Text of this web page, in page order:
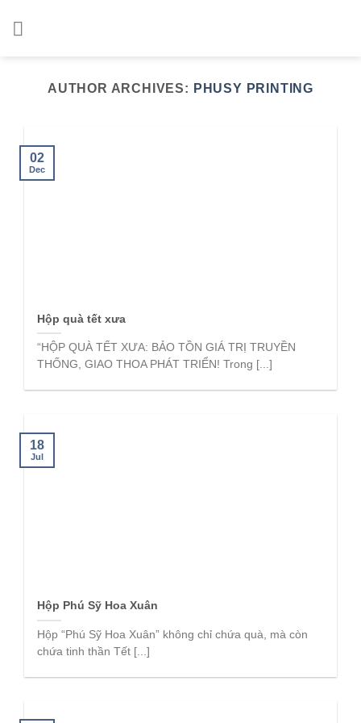
AUTHOR ARCHIVES: PHUSY PRINTING
Hộp quà tết xưa
“HỘP QUÀ TẾT XƯA: BẢO TỒN GIÁ TRỊ TRUYỀN
THỐNG, GIAO THOA PHÁT TRIỂN! Trong [...]
02
Dec
Hộp Phú Sỹ Hoa Xuân
Hộp “Phú Sỹ Hoa Xuân” không chỉ chứa quà, mà còn
chứa tinh thần Tết [...]
18
Jul